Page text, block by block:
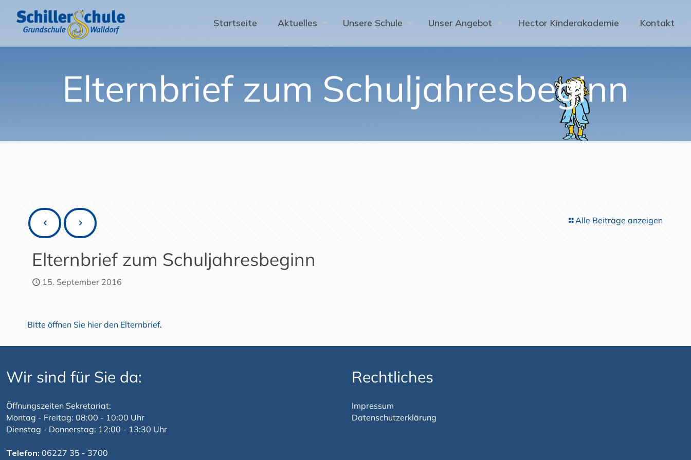
Startseite Aktuelles Unsere Schule Unser Angebot Hector Kinderakademie Kontakt
Elternbrief zum Schuljahresbeginn
Alle Beiträge anzeigen
Elternbrief zum Schuljahresbeginn
15. September 2016
Bitte öffnen Sie hier den Elternbrief.
Wir sind für Sie da:
Öffnungszeiten Sekretariat:
Montag - Freitag: 08:00 - 10:00 Uhr
Dienstag - Donnerstag: 12:00 - 13:30 Uhr
Telefon: 06227 35 - 3700
Rechtliches
Impressum
Datenschutzerklärung